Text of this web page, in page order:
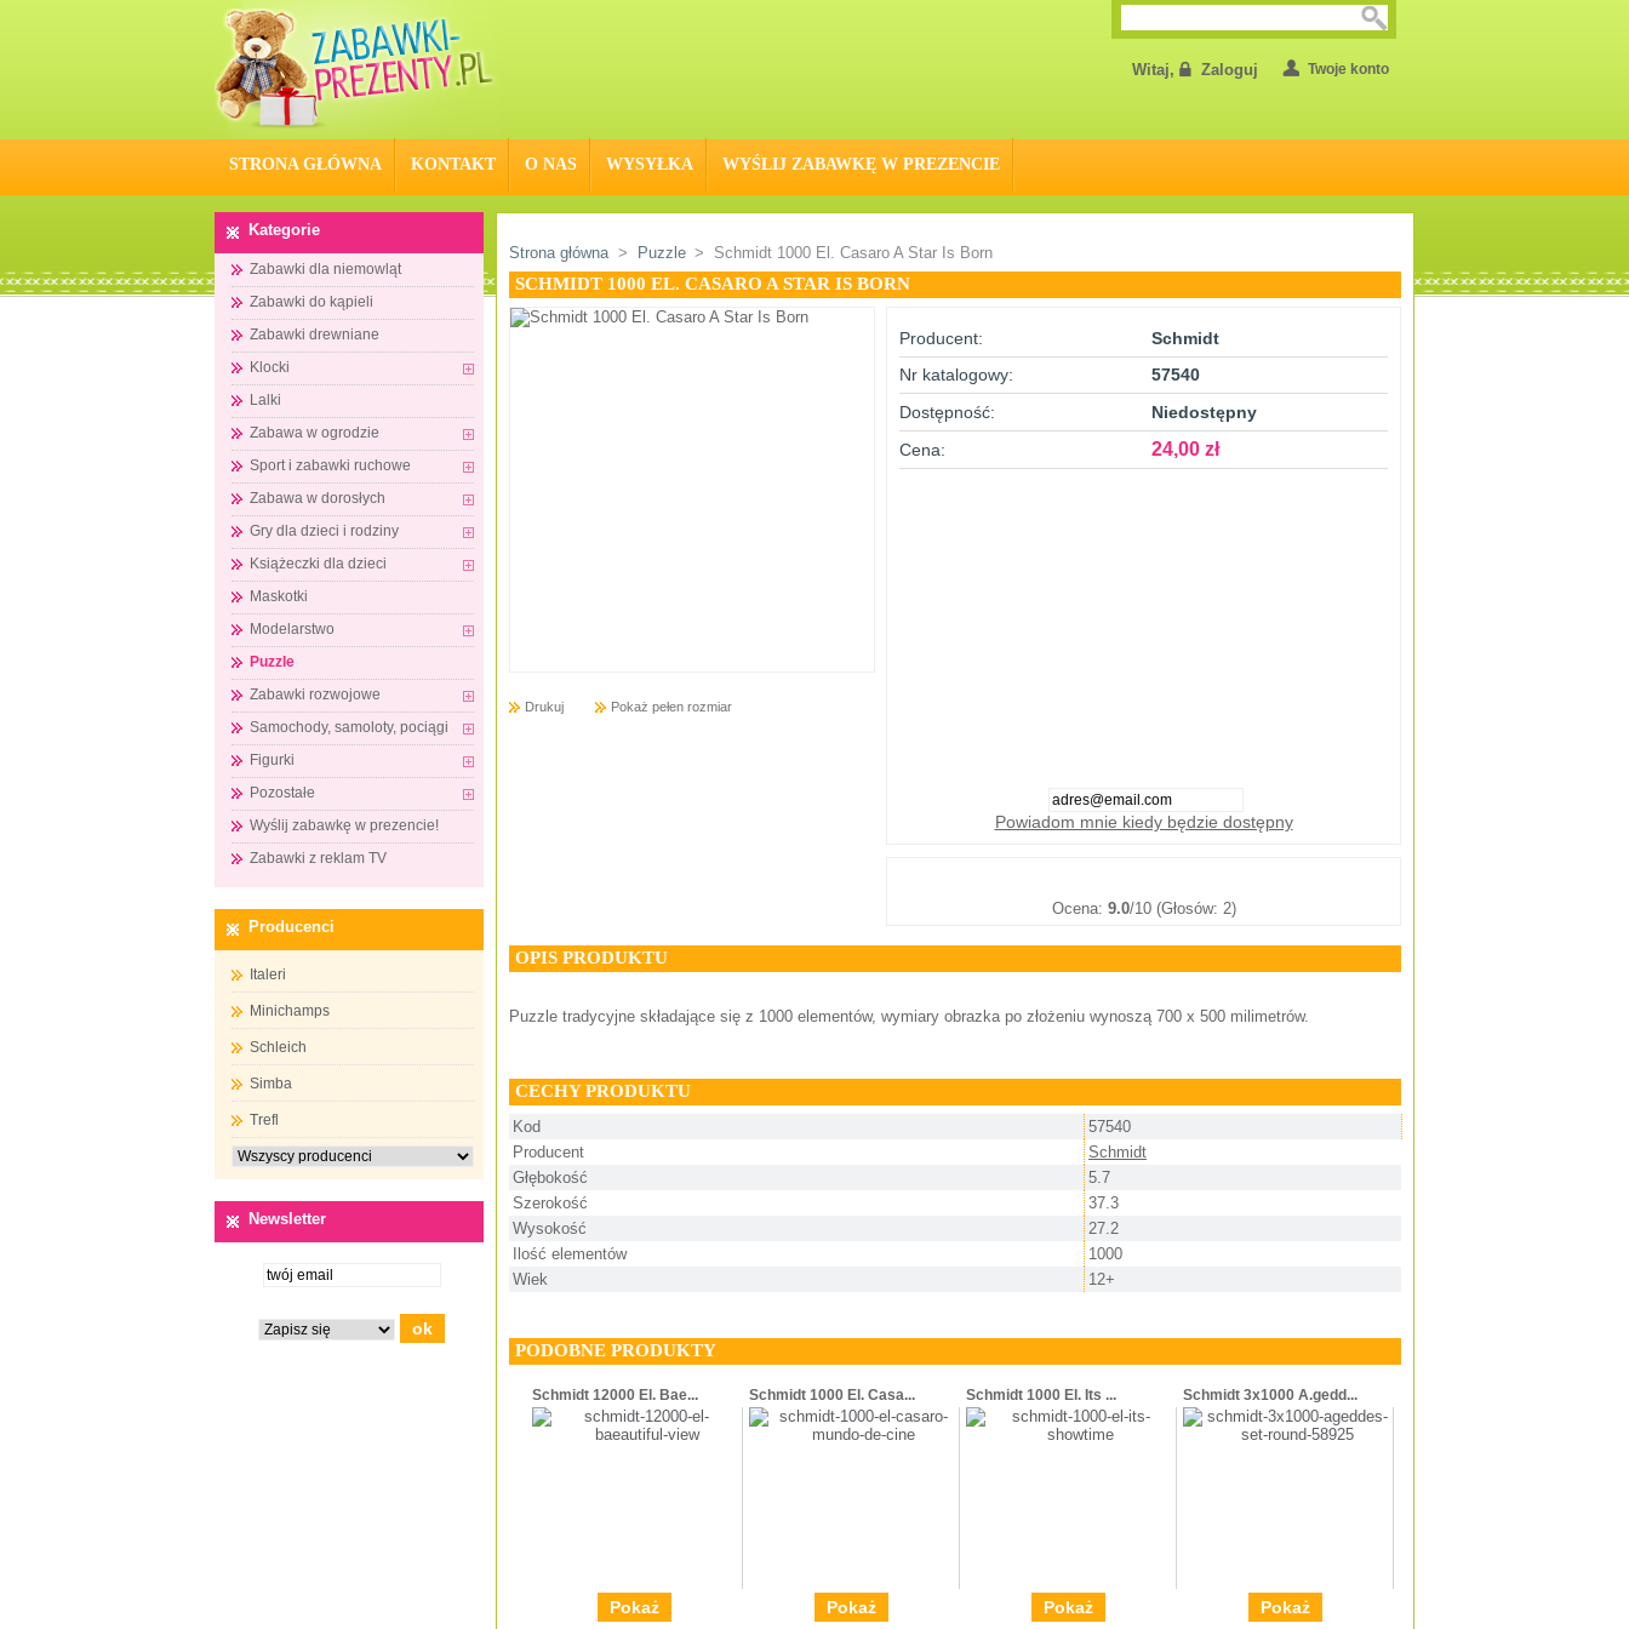
STRONA GŁÓWNA KONTAKT O NAS WYSYŁKA WYŚLIJ ZABAWKĘ W PREZENCIE
Twoje konto
Witaj, Zaloguj
Kategorie
Zabawki dla niemowląt
Zabawki do kąpieli
Zabawki drewniane
Klocki
Lalki
Zabawa w ogrodzie
Sport i zabawki ruchowe
Zabawa w dorosłych
Gry dla dzieci i rodziny
Książeczki dla dzieci
Maskotki
Modelarstwo
Puzzle
Zabawki rozwojowe
Samochody, samoloty, pociągi
Figurki
Pozostałe
Wyślij zabawkę w prezencie!
Zabawki z reklam TV
Producenci
Italeri
Minichamps
Schleich
Simba
Trefl
Newsletter
Strona główna > Puzzle > Schmidt 1000 El. Casaro A Star Is Born
SCHMIDT 1000 EL. CASARO A STAR IS BORN
Drukuj Pokaż pełen rozmiar
Producent:
Schmidt
Nr katalogowy:
57540
Dostępność:
Niedostępny
Cena:
24,00 zł
Powiadom mnie kiedy będzie dostępny
Ocena: 9.0/10 (Głosów: 2)
OPIS PRODUKTU
Puzzle tradycyjne składające się z 1000 elementów, wymiary obrazka po złożeniu wynoszą 700 x 500 milimetrów.
CECHY PRODUKTU
Kod
57540
Producent
Schmidt
Głębokość
5.7
Szerokość
37.3
Wysokość
27.2
Ilość elementów
1000
Wiek
12+
PODOBNE PRODUKTY
Schmidt 12000 El. Bae...
Pokaż
Schmidt 1000 El. Casa...
Pokaż
Schmidt 1000 El. Its ...
Pokaż
Schmidt 3x1000 A.gedd...
Pokaż